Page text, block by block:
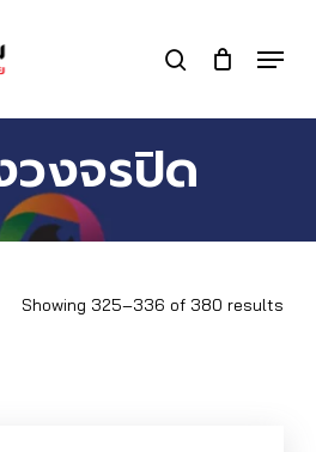
search Menu
วงจรปิด
Showing 325–336 of 380 results
Close